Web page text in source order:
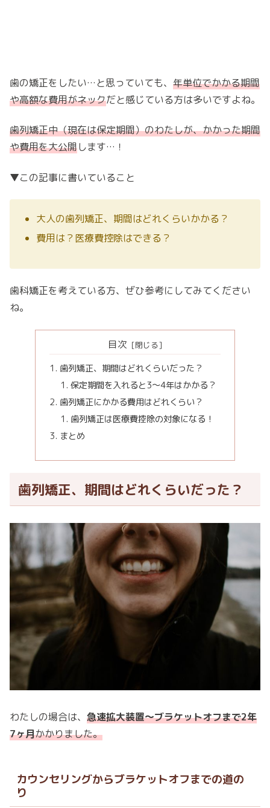
歯の矯正をしたい…と思っていても、 年単位でかかる期間
や高額な費用がネックだと感じている方は多いですよね。
歯列矯正中（現在は保定期間）のわたしが、かかった期間
や費用を大公開します…！
▼この記事に書いていること
大人の歯列矯正、期間はどれくらいかかる？
費用は？医療費控除はできる？
歯科矯正を考えている方、ぜひ参考にしてみてください
ね。
目次
歯列矯正、期間はどれくらいだった？
保定期間を入れると3〜4年はかかる？
歯列矯正にかかる費用はどれくらい？
歯列矯正は医療費控除の対象になる！
まとめ
歯列矯正、期間はどれくらいだった？
わたしの場合は、 急速拡大装置〜ブラケットオフまで2年
7ヶ月かかりました。
カウンセリングからブラケットオフまでの道の
り